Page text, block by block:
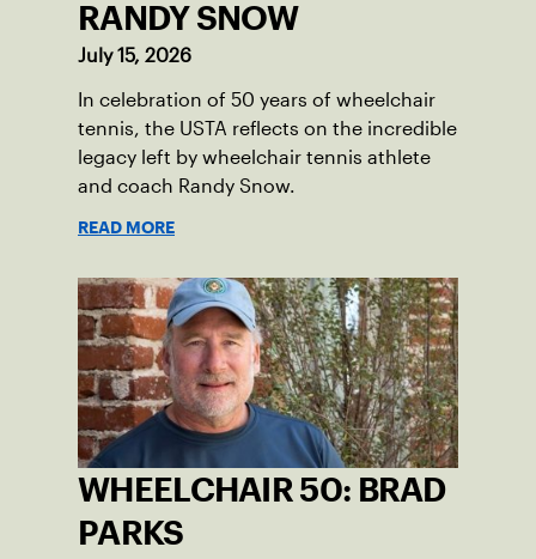
RANDY SNOW
July 15, 2026
In celebration of 50 years of wheelchair
tennis, the USTA reflects on the incredible
legacy left by wheelchair tennis athlete
and coach Randy Snow.
READ MORE
WHEELCHAIR 50: BRAD
PARKS